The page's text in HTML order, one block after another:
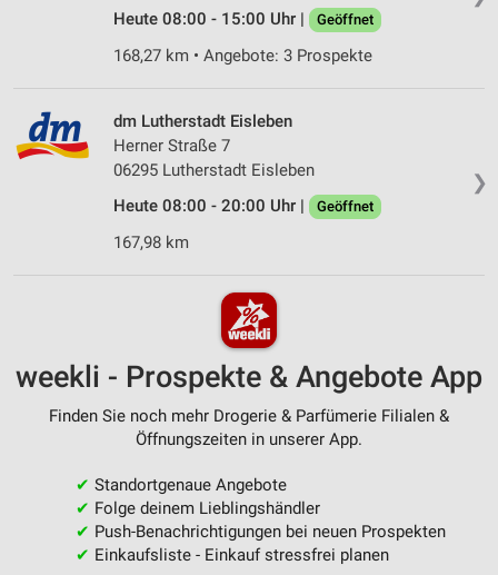
Heute 08:00 - 15:00 Uhr |
Geöffnet
168,27 km • Angebote: 3 Prospekte
❯
dm Lutherstadt Eisleben
Herner Straße 7
06295 Lutherstadt Eisleben
Heute 08:00 - 20:00 Uhr |
Geöffnet
167,98 km
weekli - Prospekte & Angebote App
Finden Sie noch mehr Drogerie & Parfümerie Filialen &
Öffnungszeiten in unserer App.
✔ Standortgenaue Angebote
✔ Folge deinem Lieblingshändler
✔ Push-Benachrichtigungen bei neuen Prospekten
✔ Einkaufsliste - Einkauf stressfrei planen